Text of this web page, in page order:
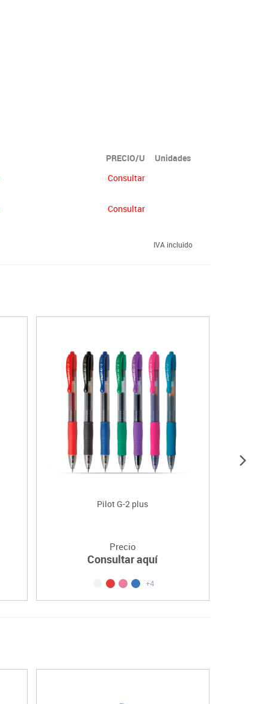
PRECIO/U
Unidades
Consultar
Consultar
IVA incluido
Pilot G-2 plus
Precio
Consultar aquí
+4